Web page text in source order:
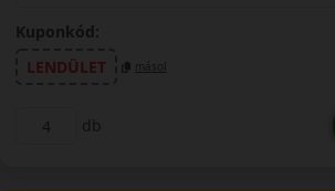
Kuponkód:
LENDÜLET
másol
db